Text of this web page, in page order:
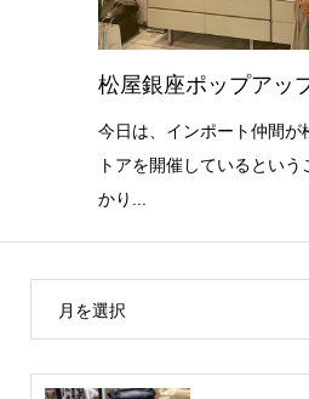
松屋銀座ポップアッ
今日は、インポート仲間が
トアを開催しているとい
かり...
月を選択